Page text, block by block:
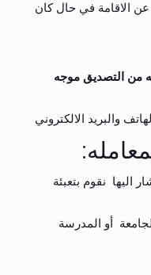
الاقامة في حال كان
من التصديق موجه
اليها نقوم بتعبئة
أو المدرسة